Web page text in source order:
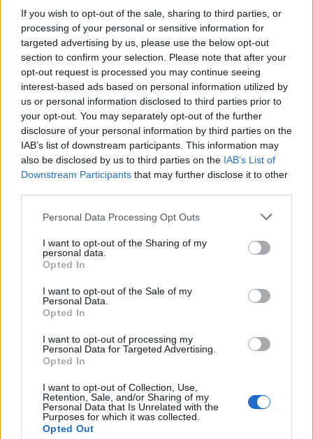
If you wish to opt-out of the sale, sharing to third parties, or
processing of your personal or sensitive information for
targeted advertising by us, please use the below opt-out
section to confirm your selection. Please note that after your
opt-out request is processed you may continue seeing
interest-based ads based on personal information utilized by
us or personal information disclosed to third parties prior to
your opt-out. You may separately opt-out of the further
disclosure of your personal information by third parties on the
IAB’s list of downstream participants. This information may
also be disclosed by us to third parties on the IAB’s List of
Downstream Participants that may further disclose it to other
Please note that this website/app uses one or more Google
not limited to your visit or usage behaviour. You may click to
grant or deny consent to Google and its third-party tags to
use your data for below specified purposes in below Google
consent section.
Personal Data Processing Opt Outs
I want to opt-out of the Sharing of my
personal data.
Opted In
I want to opt-out of the Sale of my
Personal Data.
Opted In
I want to opt-out of processing my
Personal Data for Targeted Advertising.
Opted In
I want to opt-out of Collection, Use,
Retention, Sale, and/or Sharing of my
Personal Data that Is Unrelated with the
Purposes for which it was collected.
Opted Out
sequestri a Olbia e Arzachena
È morto Francesco Guccini, il maestro che si
tenne lontano dalla Costa Smeralda
NECROLOGIE
Mario Malu
Paolo Pinna
Martina Agostina Diturco